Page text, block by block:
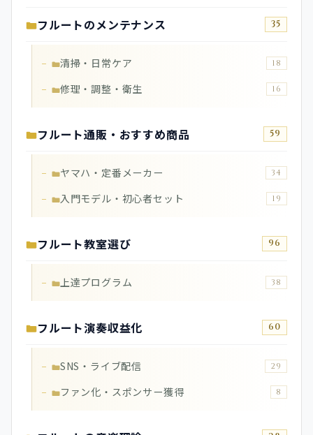
フルートのメンテナンス 35
清掃・日常ケア 18
修理・調整・衛生 16
フルート通販・おすすめ商品 59
ヤマハ・定番メーカー 34
入門モデル・初心者セット 19
フルート教室選び 96
上達プログラム 38
フルート演奏収益化 60
SNS・ライブ配信 29
ファン化・スポンサー獲得 8